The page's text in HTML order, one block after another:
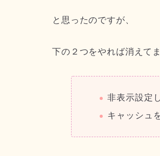
と思ったのですが、
下の２つをやれば消えて
非表示設定
キャッシュ